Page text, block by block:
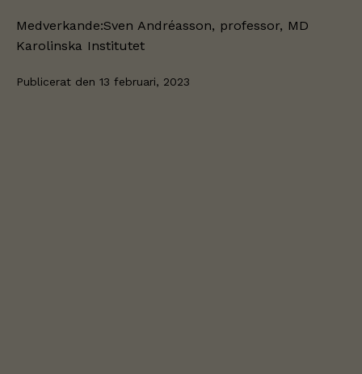
Medverkande:Sven Andréasson, professor, MD
Karolinska Institutet
Publicerat den 13 februari, 2023